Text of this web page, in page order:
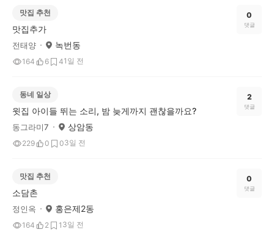
맛집 추천
맛집추가
전태양 녹번동
164 6 41일 전
0
댓글
동네 일상
윗집 아이들 뛰는 소리, 밤 늦게까지 괜찮을까요?
동그라미7 상암동
229 0 03일 전
2
댓글
맛집 추천
소담촌
정인옥 홍은제2동
164 2 1 3일 전
0
댓글